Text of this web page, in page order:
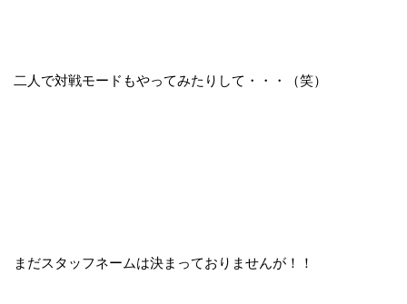
二人で対戦モードもやってみたりして・・・（笑）
まだスタッフネームは決まっておりませんが！！